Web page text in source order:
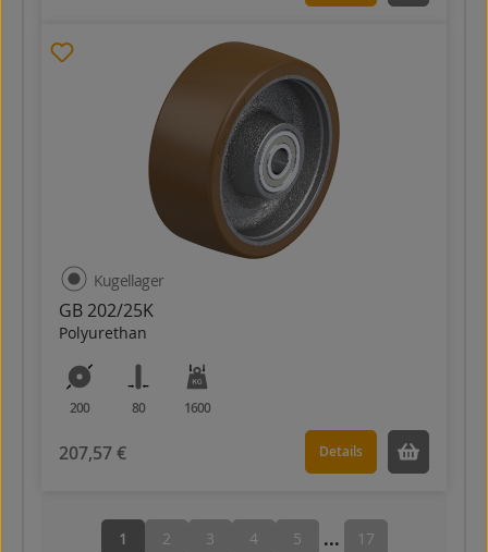
GB 202/25K
Polyurethan
Kugellager
200 80 1600
207,57 € Details
1 2 3 4 5 ...
17